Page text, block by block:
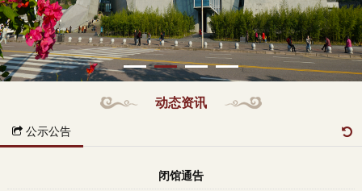
动态资讯
公示公告
闭馆通告